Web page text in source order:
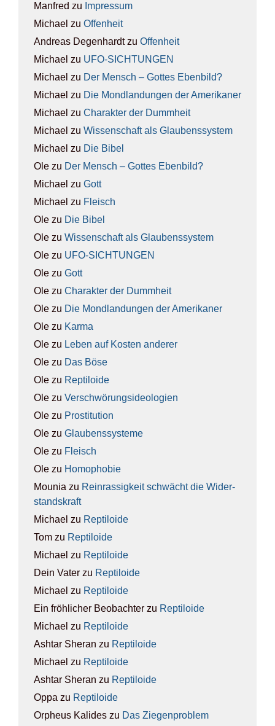
Manfred zu Impres­sum
Michael zu Offen­heit
Andreas Degenhardtzu Offen­heit
Michael zu UFO-SICH­TUN­GEN
Michael zu Der Mensch – Got­tes Eben­bild?
Michael zu Die Mond­lan­dun­gen der Ame­ri­ka­ner
Michael zu Cha­rak­ter der Dumm­heit
Michael zu Wis­sen­schaft als Glau­bens­sys­tem
Michael zu Die Bibel
Ole zu Der Mensch – Got­tes Eben­bild?
Michael zu Gott
Michael zu Fleisch
Ole zu Die Bibel
Ole zu Wis­sen­schaft als Glau­bens­sys­tem
Ole zu UFO-SICH­TUN­GEN
Ole zu Gott
Ole zu Cha­rak­ter der Dumm­heit
Ole zu Die Mond­lan­dun­gen der Ame­ri­ka­ner
Ole zu Kar­ma
Ole zu Leben auf Kos­ten ande­rer
Ole zu Das Böse
Ole zu Rep­ti­lo­ide
Ole zu Ver­schwö­rungs­ideo­lo­gien
Ole zu Pro­sti­tu­ti­on
Ole zu Glau­bens­sys­te­me
Ole zu Fleisch
Ole zu Homo­pho­bie
Mounia zu Rein­ras­sig­keit schwächt die Wider­
stands­kraft
Michael zu Rep­ti­lo­ide
Tom zu Rep­ti­lo­ide
Michael zu Rep­ti­lo­ide
Dein Vater zu Rep­ti­lo­ide
Michael zu Rep­ti­lo­ide
Ein fröhlicher Beobachter zu Rep­ti­lo­ide
Michael zu Rep­ti­lo­ide
Ashtar Sheran zu Rep­ti­lo­ide
Michael zu Rep­ti­lo­ide
Ashtar Sheran zu Rep­ti­lo­ide
Oppa zu Rep­ti­lo­ide
Orpheus Kalides zu Das Zie­gen­pro­blem